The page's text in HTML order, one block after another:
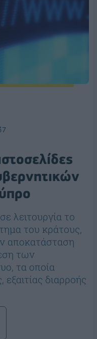
λειτουργία το
του κράτους,
αποκατάσταση
των
τα οποία
εξαιτίας διαρροής